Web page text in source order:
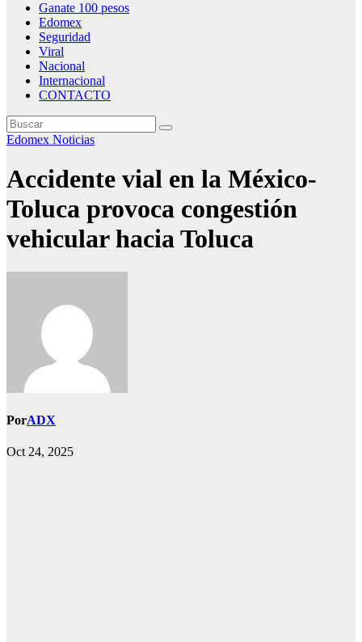
Ganate 100 pesos
Edomex
Seguridad
Viral
Nacional
Internacional
CONTACTO
Edomex Noticias
Accidente vial en la México-
Toluca provoca congestión
vehicular hacia Toluca
PorADX
Oct 24, 2025